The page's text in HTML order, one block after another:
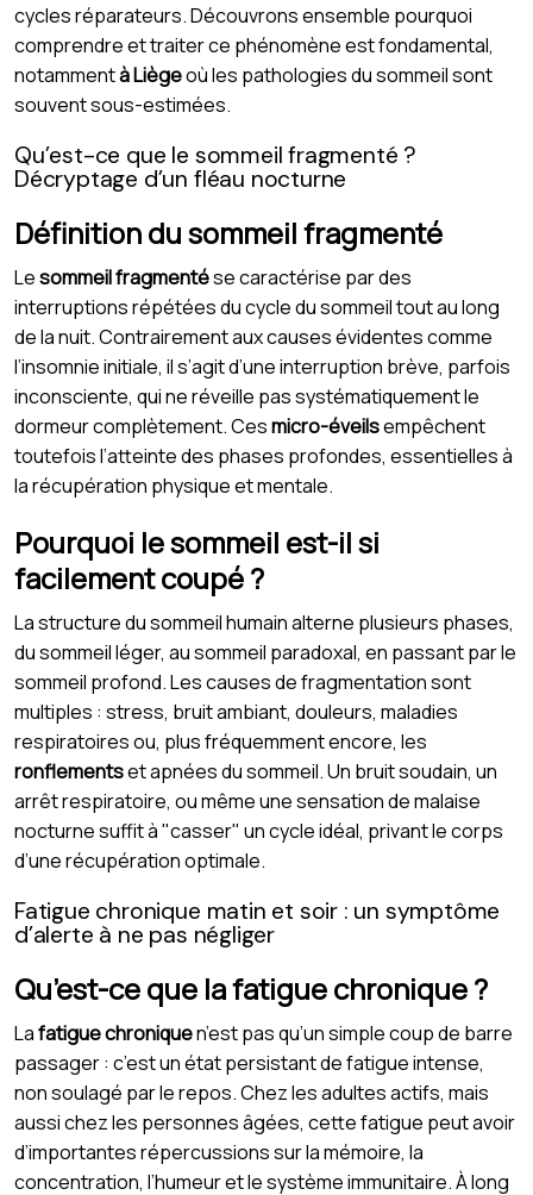
cycles réparateurs. Découvrons ensemble pourquoi
comprendre et traiter ce phénomène est fondamental,
notammentà Liègeoù les pathologies du sommeil sont
souvent sous-estimées.
Qu’est-ce que le sommeil fragmenté ?
Décryptage d’un fléau nocturne
Définition du sommeil fragmenté
Lesommeil fragmentése caractérise par des
interruptions répétées du cycle du sommeil tout au long
de la nuit. Contrairement aux causes évidentes comme
l’insomnie initiale, il s’agit d’une interruption brève, parfois
inconsciente, qui ne réveille pas systématiquement le
dormeur complètement. Cesmicro-éveilsempêchent
toutefois l’atteinte des phases profondes, essentielles à
la récupération physique et mentale.
Pourquoi le sommeil est-il si
facilement coupé ?
La structure du sommeil humain alterne plusieurs phases,
du sommeil léger, au sommeil paradoxal, en passant par le
sommeil profond. Les causes de fragmentation sont
multiples : stress, bruit ambiant, douleurs, maladies
respiratoires ou, plus fréquemment encore, les
ronflementset apnées du sommeil. Un bruit soudain, un
arrêt respiratoire, ou même une sensation de malaise
nocturne suffit à "casser" un cycle idéal, privant le corps
d’une récupération optimale.
Fatigue chronique matin et soir : un symptôme
d’alerte à ne pas négliger
Qu’est-ce que la fatigue chronique ?
Lafatigue chroniquen’est pas qu’un simple coup de barre
passager : c’est un état persistant de fatigue intense,
non soulagé par le repos. Chez les adultes actifs, mais
aussi chez les personnes âgées, cette fatigue peut avoir
d’importantes répercussions sur la mémoire, la
concentration, l’humeur et le système immunitaire. À long